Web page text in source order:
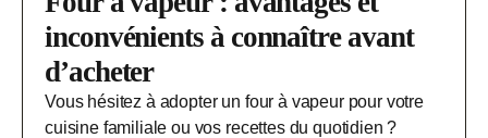
inconvénients à connaître avant
d’acheter
Vous hésitez à adopter un four à vapeur pour votre
cuisine familiale ou vos recettes du quotidien ?